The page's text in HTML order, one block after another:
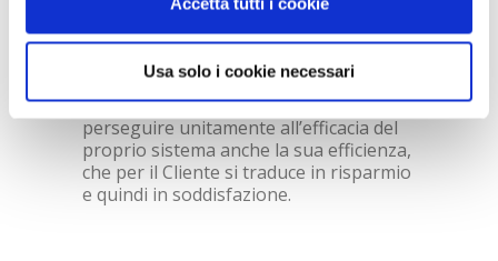
Usa solo i cookie necessari
Araneum Grouppianifica attentamente
tutte le attività al fine di controllare
l’impiego delle risorse necessarie ai vari
processi aziendali con il chiaro scopo di
perseguire unitamente all’efficacia del
proprio sistema anche la sua efficienza,
che per il Cliente si traduce in risparmio
e quindi in soddisfazione.